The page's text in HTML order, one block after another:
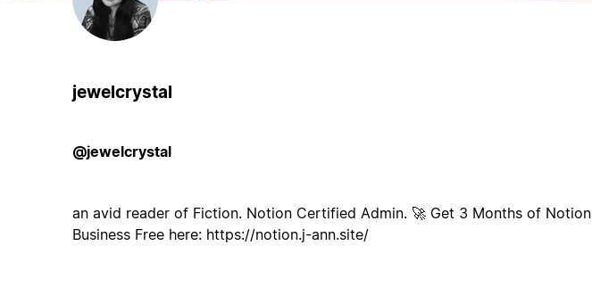
jewelcrystal
@jewelcrystal
an avid reader of Fiction. Notion Certified Admin. 🚀 Get 3 Months of Notion
Business Free here: https://notion.j-ann.site/